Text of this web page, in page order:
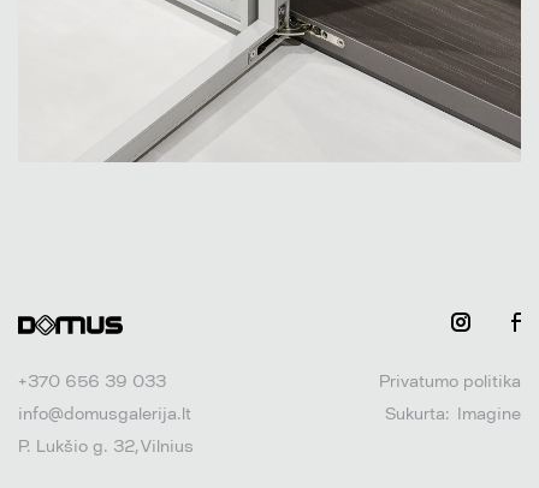
+370 656 39 033
info@domusgalerija.lt
P. Lukšio g. 32, Vilnius
Privatumo politika
Sukurta: Imagine